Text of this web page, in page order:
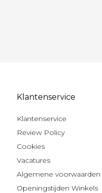
Klantenservice
Klantenservice
Review Policy
Cookies
Vacatures
Algemene voorwaarden
Openingstijden Winkels